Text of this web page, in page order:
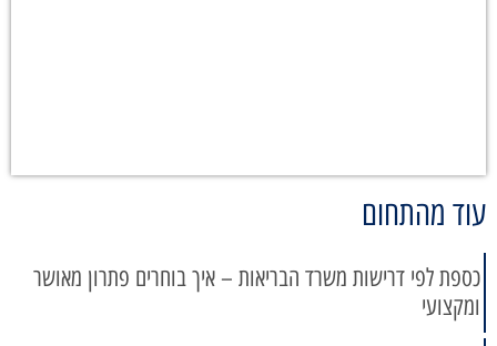
עוד מהתחום
כספת לפי דרישות משרד הבריאות – איך בוחרים פתרון מאושר
ומקצועי